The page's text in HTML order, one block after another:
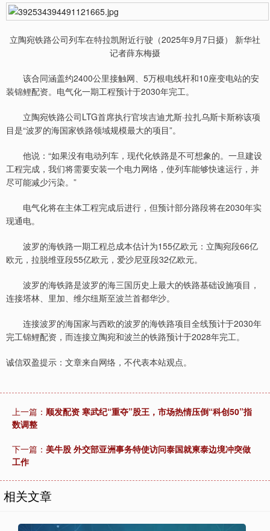
立陶宛铁路公司列车在特拉凯附近行驶（2025年9月7日摄） 新华社
记者薛东梅摄
该合同涵盖约2400公里接触网、5万根电线杆和10座变电站的安
装锦鲤配资。电气化一期工程预计于2030年完工。
立陶宛铁路公司LTG首席执行官埃吉迪尤斯·拉扎乌斯卡斯称该项
目是“波罗的海国家铁路领域规模最大的项目”。
他说：“如果没有电动列车，现代化铁路是不可想象的。一旦建设
工程完成，我们将需要安装一个电力网络，使列车能够快速运行，并
尽可能减少污染。”
电气化将在主体工程完成后进行，但预计部分路段将在2030年实
现通电。
波罗的海铁路一期工程总成本估计为155亿欧元：立陶宛段66亿
欧元，拉脱维亚段55亿欧元，爱沙尼亚段32亿欧元。
波罗的海铁路是波罗的海三国历史上最大的铁路基础设施项目，
连接塔林、里加、维尔纽斯至波兰首都华沙。
连接波罗的海国家与西欧的波罗的海铁路项目全线预计于2030年
完工锦鲤配资，而连接立陶宛和波兰的铁路预计于2028年完工。
诚信双盈提示：文章来自网络，不代表本站观点。
上一篇： 顺发配资 寒武纪“重夺”股王，市场热情压倒“科创50”指
数调整
下一篇： 美牛股 外交部亚洲事务特使访问泰国就柬泰边境冲突做
工作
相关文章